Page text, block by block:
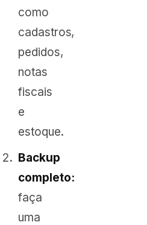
como
cadastros,
pedidos,
notas
fiscais
e
estoque.
Backup
completo:
faça
uma